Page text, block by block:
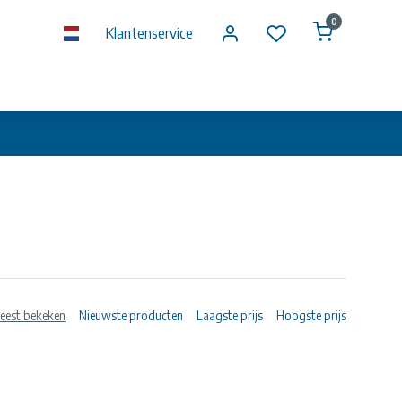
Klantenservice
0
bekeken Nieuwste producten Laagste prijs Hoogste prijs